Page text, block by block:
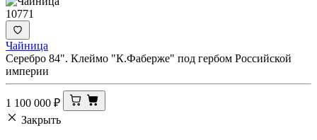
10771
Чайница
Серебро 84". Клеймо "К.Фаберже" под гербом Российской
империи
1 100 000 ₽
Закрыть